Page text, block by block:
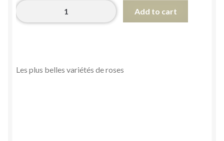
Bouquet
de
Add to cart
Les plus belles variétés de roses